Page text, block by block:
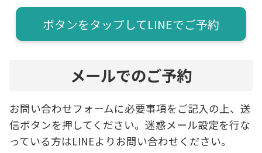
ボタンをタップしてLINEでご予約
メールでのご予約
お問い合わせフォームに必要事項をご記入の上、送
信ボタンを押してください。迷惑メール設定を行な
っている方はLINEよりお問い合わせください。